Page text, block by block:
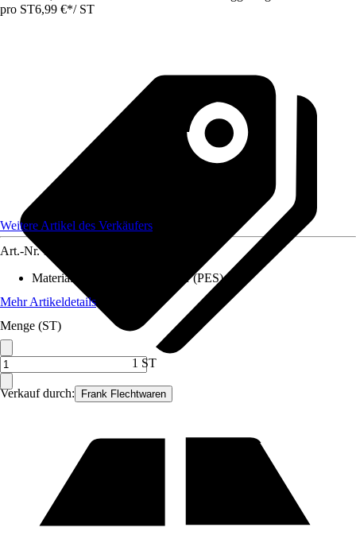
pro ST6,99 €*/ ST
Verkauf durch: Frank Flechtwaren
Weitere Artikel des Verkäufers
Art.-Nr. 12584329
Material
Baumwolle, Polyester (PES)
Mehr Artikeldetails
Menge (ST)
1 ST